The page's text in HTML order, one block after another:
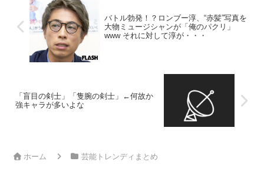
バトル勃発！？ロンブー淳、“赤髪”写真を
大物ミュージシャンが「俺のパクリ」
www それに対して淳が・・・
「盲目の剣士」「隻腕の剣士」←何故か
強キャラが多いよな
ホーム 芸能トレンディまとめ